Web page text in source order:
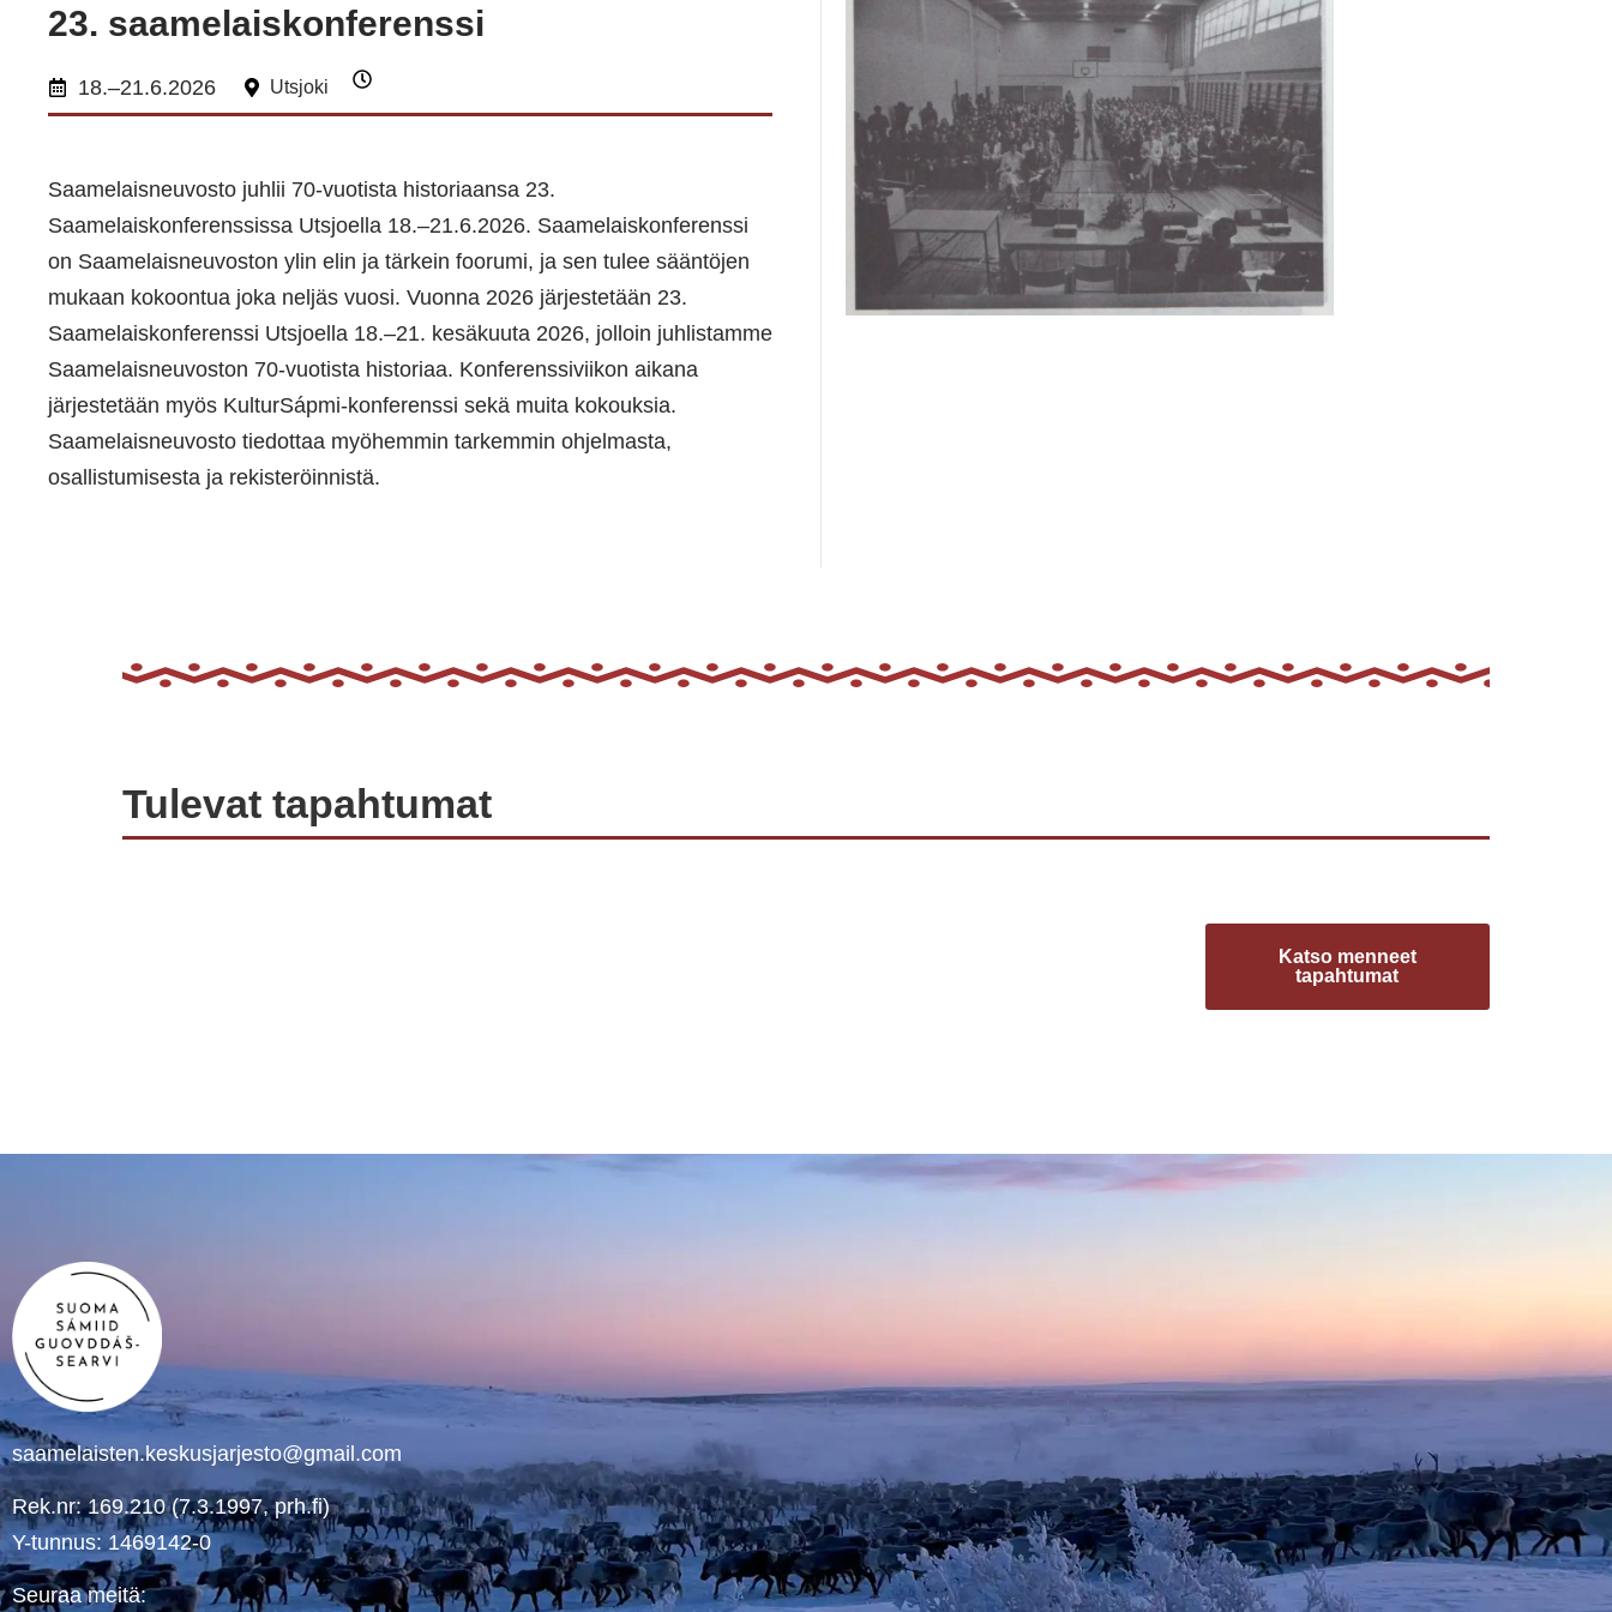
23. saamelaiskonferenssi
18.–21.6.2026 Utsjoki
Saamelaisneuvosto juhlii 70-vuotista historiaansa 23.
Saamelaiskonferenssissa Utsjoella 18.–21.6.2026. Saamelaiskonferenssi
on Saamelaisneuvoston ylin elin ja tärkein foorumi, ja sen tulee sääntöjen
mukaan kokoontua joka neljäs vuosi. Vuonna 2026 järjestetään 23.
Saamelaiskonferenssi Utsjoella 18.–21. kesäkuuta 2026, jolloin juhlistamme
Saamelaisneuvoston 70-vuotista historiaa. Konferenssiviikon aikana
järjestetään myös KulturSápmi-konferenssi sekä muita kokouksia.
Saamelaisneuvosto tiedottaa myöhemmin tarkemmin ohjelmasta,
osallistumisesta ja rekisteröinnistä.
Tulevat tapahtumat
Katso menneet
tapahtumat
saamelaisten.keskusjarjesto@gmail.com
Rek.nr: 169.210 (7.3.1997, prh.fi)
Y-tunnus: 1469142-0
Seuraa meitä: